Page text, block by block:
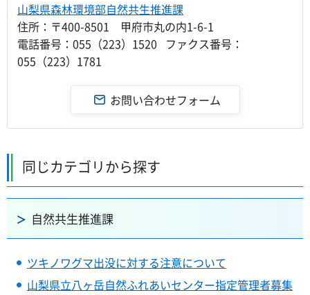
山梨県森林環境部自然共生推進課
住所：〒400-8501 甲府市丸の内1-6-1
電話番号：055（223）1520 ファクス番号：
055（223）1781
同じカテゴリから探す
自然共生推進課
ツキノワグマ出没に対する注意について
山梨県立八ヶ岳自然ふれあいセンター指定管理者募集